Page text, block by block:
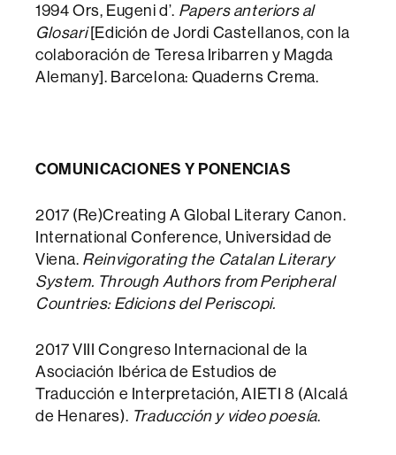
1994 Ors, Eugeni d’. Papers anteriors al
Glosari[Edición de Jordi Castellanos, con la
colaboración de Teresa Iribarren y Magda
Alemany]. Barcelona: Quaderns Crema.
COMUNICACIONES Y PONENCIAS
2017 (Re)Creating A Global Literary Canon.
International Conference, Universidad de
Viena. Reinvigorating the Catalan Literary
System. Through Authors from Peripheral
Countries: Edicions del Periscopi.
2017 VIII Congreso Internacional de la
Asociación Ibérica de Estudios de
Traducción e Interpretación, AIETI 8 (Alcalá
de Henares). Traducción y video poesía.